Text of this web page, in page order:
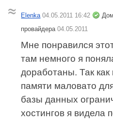
Elenka 04.05.2011 16:42
провайдера04.05.2011
Мне понравился
там немного я
доработаны. Так
памяти маловато
базы данных
хостингов я видела